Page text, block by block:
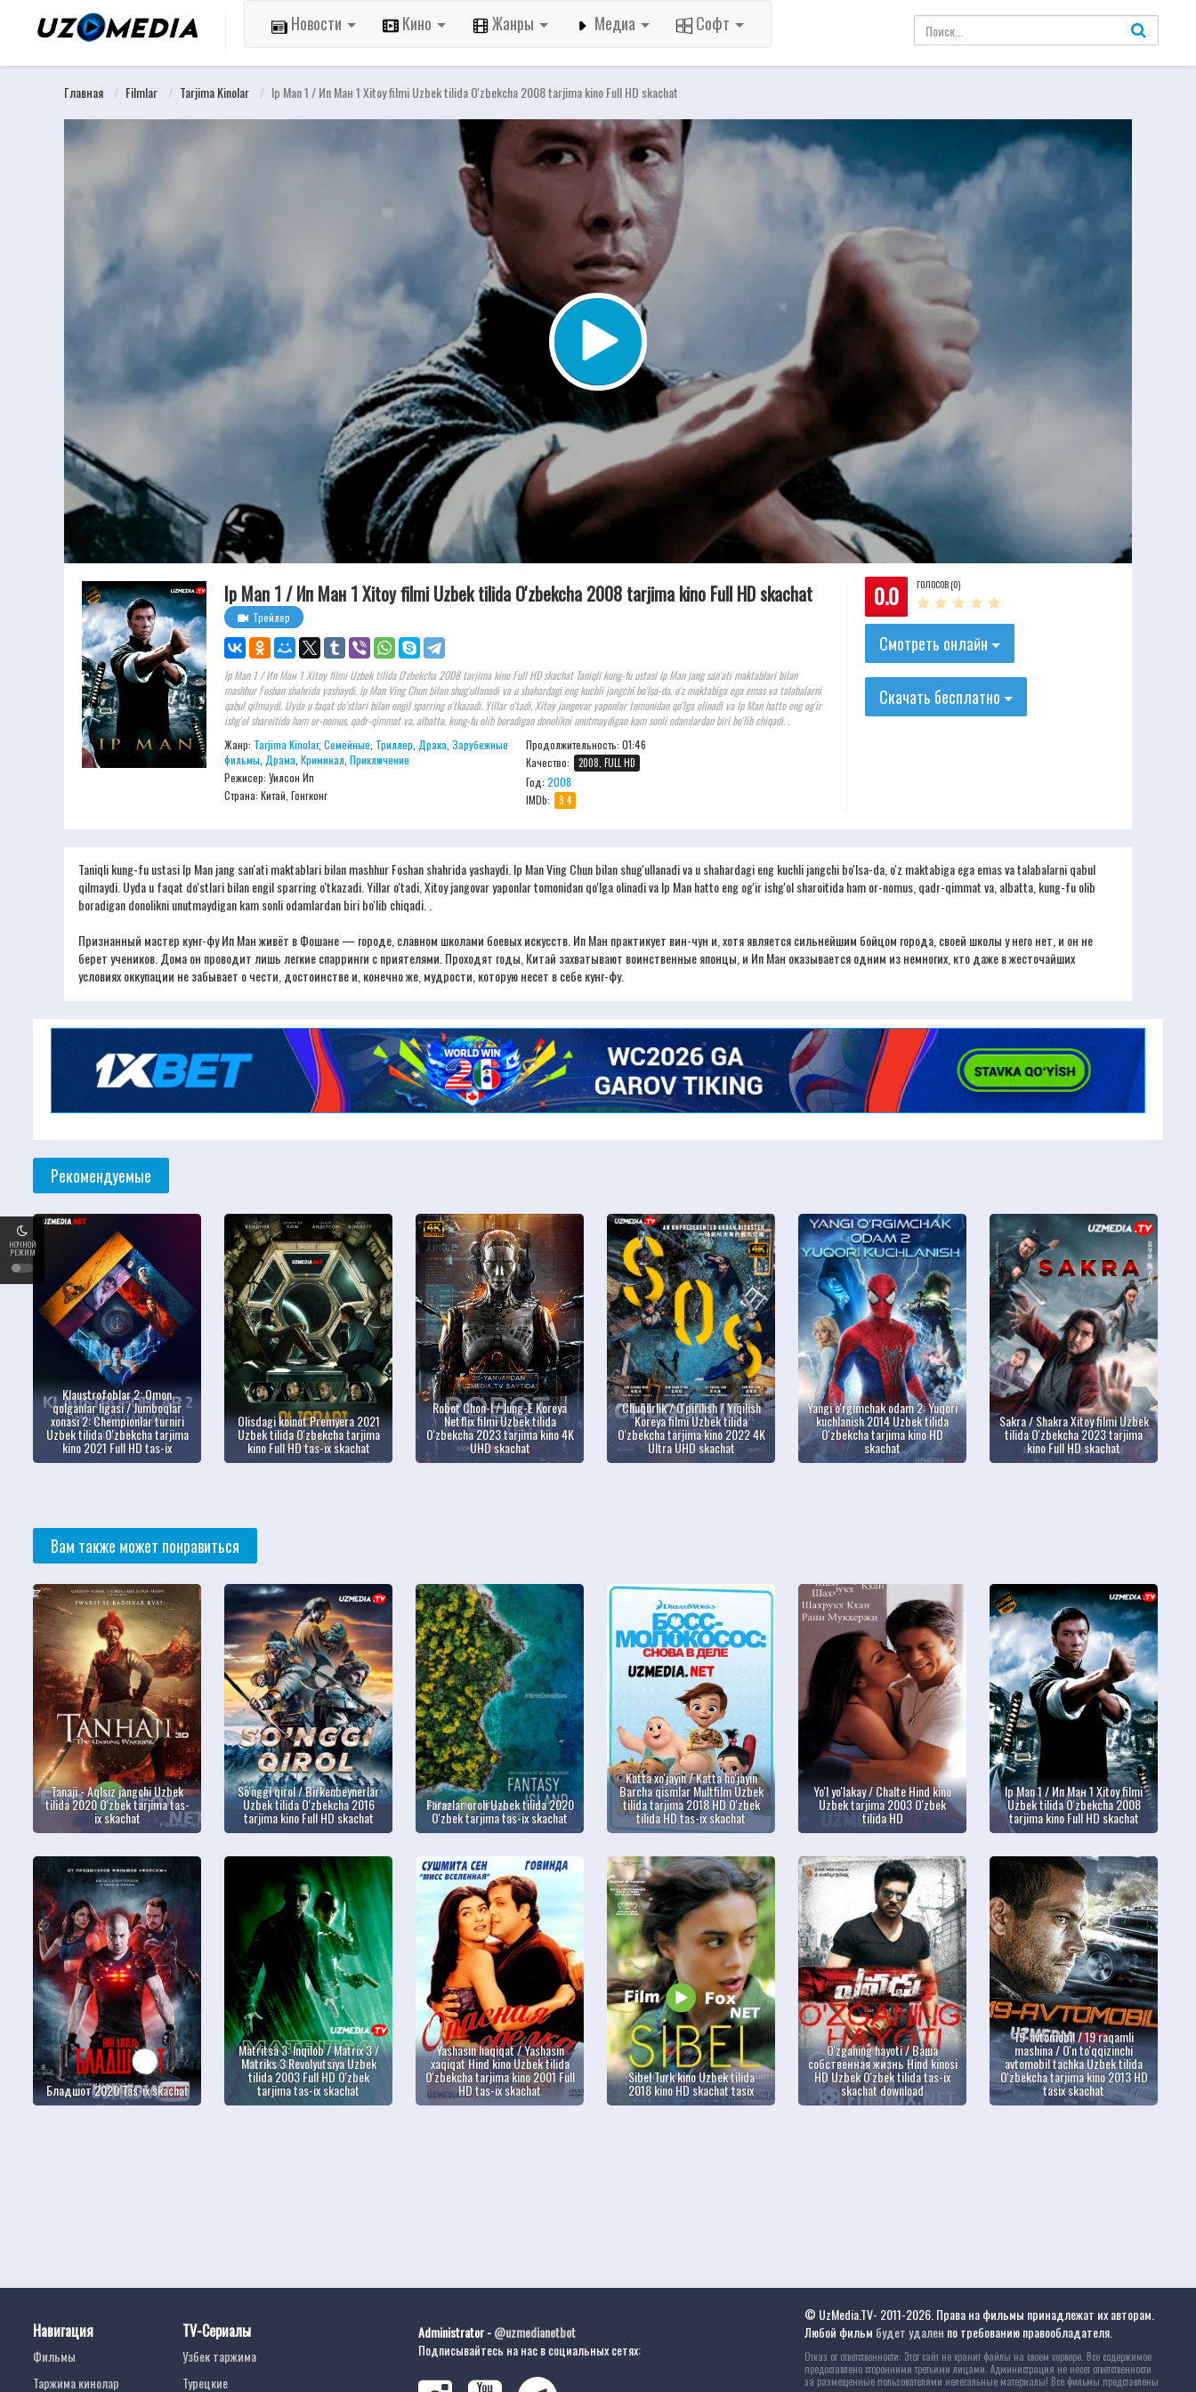
НОЧНОЙ
РЕЖИМ
Новости Кино Жанры Медиа Софт
Главная Filmlar Tarjima Kinolar Ip Man 1 / Ип Ман 1 Xitoy filmi Uzbek tilida O'zbekcha 2008 tarjima kino Full HD skachat
0.0 ГОЛОСОВ (0)
Смотреть онлайн
Скачать бесплатно
Ip Man 1 / Ип Ман 1 Xitoy filmi Uzbek tilida O'zbekcha 2008 tarjima kino Full HD skachat
Трейлер
Ip Man 1 / Ип Ман 1 Xitoy filmi Uzbek tilida O'zbekcha 2008 tarjima kino Full HD skachat Taniqli kung-fu ustasi Ip Man jang san'ati maktablari bilan
mashhur Foshan shahrida yashaydi. Ip Man Ving Chun bilan shug'ullanadi va u shahardagi eng kuchli jangchi bo'lsa-da, o'z maktabiga ega emas va talabalarni
qabul qilmaydi. Uyda u faqat do'stlari bilan engil sparring o'tkazadi. Yillar o'tadi, Xitoy jangovar yaponlar tomonidan qo'lga olinadi va Ip Man hatto eng og'ir
ishg'ol sharoitida ham or-nomus, qadr-qimmat va, albatta, kung-fu olib boradigan donolikni unutmaydigan kam sonli odamlardan biri bo'lib chiqadi. .
Жанр: Tarjima Kinolar, Семейные Триллер Драка Зарубежные
фильмы Драма Криминал Приключение
Режисер: Уилсон Ип
Страна: Китай, Гонгконг
Продолжительность:01:46
Качество:
2008, FULL HD
Год:2008
IMDb:
8.4
Taniqli kung-fu ustasi Ip Man jang san'ati maktablari bilan mashhur Foshan shahrida yashaydi. Ip Man Ving Chun bilan shug'ullanadi va u shahardagi eng kuchli jangchi bo'lsa-da, o'z maktabiga ega emas va talabalarni qabul
qilmaydi. Uyda u faqat do'stlari bilan engil sparring o'tkazadi. Yillar o'tadi, Xitoy jangovar yaponlar tomonidan qo'lga olinadi va Ip Man hatto eng og'ir ishg'ol sharoitida ham or-nomus, qadr-qimmat va, albatta, kung-fu olib
boradigan donolikni unutmaydigan kam sonli odamlardan biri bo'lib chiqadi. .
Признанный мастер кунг-фу Ип Ман живёт в Фошане — городе, славном школами боевых искусств. Ип Ман практикует вин-чун и, хотя является сильнейшим бойцом города, своей школы у него нет, и он не
берет учеников. Дома он проводит лишь легкие спарринги с приятелями. Проходят годы, Китай захватывают воинственные японцы, и Ип Ман оказывается одним из немногих, кто даже в жесточайших
условиях оккупации не забывает о чести, достоинстве и, конечно же, мудрости, которую несет в себе кунг-фу.
Рекомендуемые
Klaustrofoblar 2: Omon
qolganlar ligasi / Jumboqlar
xonasi 2: Chempionlar turniri
Uzbek tilida O'zbekcha tarjima
kino 2021 Full HD tas-ix
Olisdagi koinot Premyera 2021
Uzbek tilida O'zbekcha tarjima
kino Full HD tas-ix skachat
Robot Chon-I / Jung-E Koreya
Netflix filmi Uzbek tilida
O'zbekcha 2023 tarjima kino 4K
UHD skachat
Chuqurlik / O'pirilish / Yiqilish
Koreya filmi Uzbek tilida
O'zbekcha tarjima kino 2022 4K
Ultra UHD skachat
Yangi o'rgimchak odam 2: Yuqori
kuchlanish 2014 Uzbek tilida
O'zbekcha tarjima kino HD
skachat
Sakra / Shakra Xitoy filmi Uzbek
tilida O'zbekcha 2023 tarjima
kino Full HD skachat
Вам также может понравиться
Tanaji - Aqlsiz jangchi Uzbek
tilida 2020 O'zbek tarjima tas-
ix skachat
So'nggi qirol / Birkenbeynerlar
Uzbek tilida O'zbekcha 2016
tarjima kino Full HD skachat
Farazlar oroli Uzbek tilida 2020
O'zbek tarjima tas-ix skachat
Katta xo'jayin / Katta ho'jayin
Barcha qismlar Multfilm Uzbek
tilida tarjima 2018 HD O'zbek
tilida HD tas-ix skachat
Yo'l yo'lakay / Chalte Hind kino
Uzbek tarjima 2003 O'zbek
tilida HD
Ip Man 1 / Ип Ман 1 Xitoy filmi
Uzbek tilida O'zbekcha 2008
tarjima kino Full HD skachat
Бладшот 2020 Tas-ix skachat
Matritsa 3: Inqilob / Matrix 3 /
Matriks 3 Revolyutsiya Uzbek
tilida 2003 Full HD O'zbek
tarjima tas-ix skachat
Yashasin haqiqat / Yashasin
xaqiqat Hind kino Uzbek tilida
O'zbekcha tarjima kino 2001 Full
HD tas-ix skachat
Sibel Turk kino Uzbek tilida
2018 kino HD skachat tasix
O'zganing hayoti / Ваша
собственная жизнь Hind kinosi
HD Uzbek O'zbek tilida tas-ix
skachat download
19-avtomobil / 19 raqamli
mashina / O'n to'qqizinchi
avtomobil tachka Uzbek tilida
O'zbekcha tarjima kino 2013 HD
tasix skachat
Навигация
Фильмы
Таржима кинолар
TV-Сериалы
Узбек таржима
Турецкие
Administrator -@uzmedianetbot
Подписывайтесь на нас в социальных сетях:
© UzMedia.TV- 2011-2026. Права на фильмы принадлежат их авторам.
Любой фильм будет удален по требованию правообладателя.
Отказ от ответственности: Этот сайт не хранит файлы на своем сервере. Все содержимое
предоставлено сторонними третьими лицами. Администрация не несет ответственности
за размещенные пользователями нелегальные материалы! Все фильмы представлены